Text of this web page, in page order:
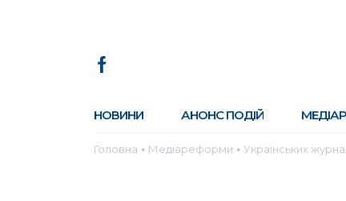
НОВИНИ АНОНС ПОДІЙ
Головна ● Медіареформи ● Українських